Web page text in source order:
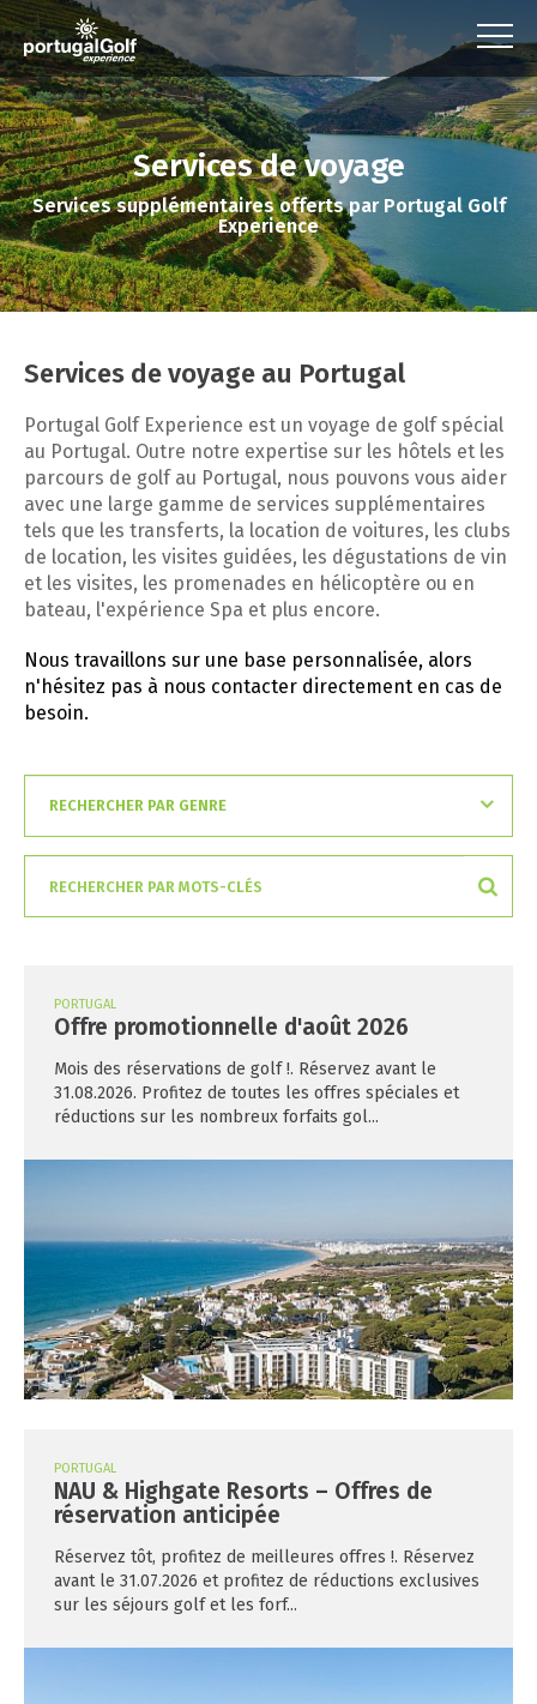
Services de voyage
Services supplémentaires offerts par Portugal Golf
Experience
Services de voyage au Portugal
Portugal Golf Experience est un voyage de golf spécial
au Portugal. Outre notre expertise sur les hôtels et les
parcours de golf au Portugal, nous pouvons vous aider
avec une large gamme de services supplémentaires
tels que les transferts, la location de voitures, les clubs
de location, les visites guidées, les dégustations de vin
et les visites, les promenades en hélicoptère ou en
bateau, l'expérience Spa et plus encore.
Nous travaillons sur une base personnalisée, alors
n'hésitez pas à nous contacter directement en cas de
besoin.
PORTUGAL
Offre promotionnelle d'août 2026
Mois des réservations de golf !. Réservez avant le
31.08.2026. Profitez de toutes les offres spéciales et
réductions sur les nombreux forfaits gol...
PORTUGAL
NAU & Highgate Resorts – Offres de
réservation anticipée
Réservez tôt, profitez de meilleures offres !. Réservez
avant le 31.07.2026 et profitez de réductions exclusives
sur les séjours golf et les forf...